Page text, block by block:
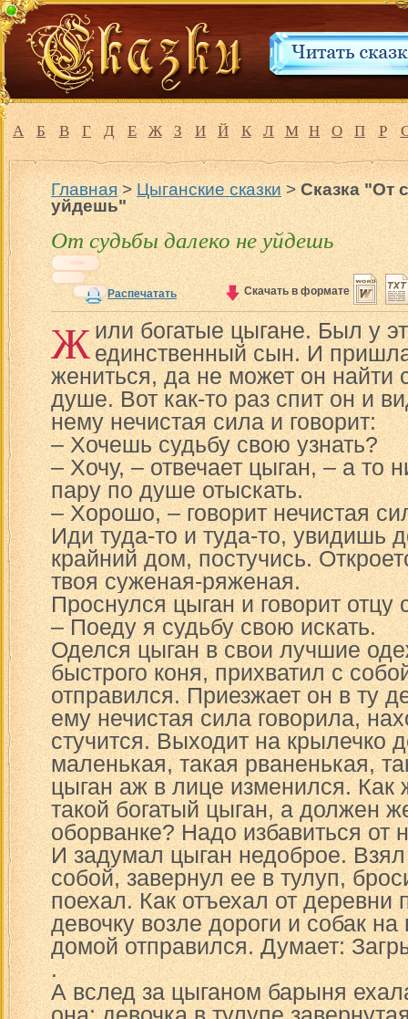
А Б В Г Д Е Ж З И Й К Л М Н О П Р
Главная>Цыганские сказки>Сказка "От
уйдешь"
От судьбы далеко не уйдешь
Распечатать Скачать в формате
Жили богатые цыгане. Был у
единственный сын. И
жениться, да не может он найти
душе. Вот как-то раз спит он и
нему нечистая сила и говорит:
– Хочешь судьбу свою узнать?
– Хочу, – отвечает цыган, – а то
пару по душе отыскать.
– Хорошо, – говорит нечистая
Иди туда-то и туда-то, увидишь
крайний дом, постучись.
твоя суженая-ряженая.
Проснулся цыган и говорит отцу
– Поеду я судьбу свою искать.
Оделся цыган в свои лучшие
быстрого коня, прихватил с
отправился. Приезжает он в ту
ему нечистая сила говорила,
стучится. Выходит на крылечко
маленькая, такая рваненькая,
цыган аж в лице изменился. Как
такой богатый цыган, а должен
оборванке? Надо избавиться от
И задумал цыган недоброе. Взял
собой, завернул ее в тулуп,
поехал. Как отъехал от
девочку возле дороги и собак
домой отправился. Думает:
.
А вслед за цыганом барыня